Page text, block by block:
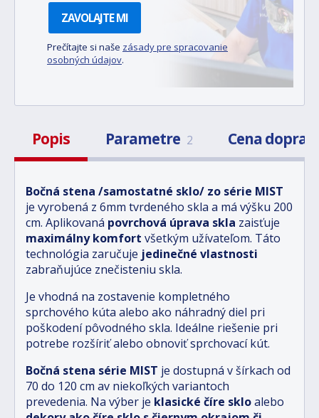
ZAVOLAJTE MI
Prečítajte si naše zásady pre spracovanie
osobných údajov.
Popis Parametre 2 Cena
Bočná stena /samostatné sklo/ zo série MIST
je vyrobená z 6mm tvrdeného skla a má výšku 200
cm. Aplikovaná povrchová úprava skla zaisťuje
maximálny komfort všetkým užívateľom. Táto
technológia zaručuje jedinečné vlastnosti
zabraňujúce znečisteniu skla.
Je vhodná na zostavenie kompletného
sprchového kúta alebo ako náhradný diel pri
poškodení pôvodného skla. Ideálne riešenie pri
potrebe rozšíriť alebo obnoviť sprchovací kút.
Bočná stena série MIST je dostupná v šírkach od
70 do 120 cm av niekoľkých variantoch
prevedenia. Na výber je klasické číre skloalebo